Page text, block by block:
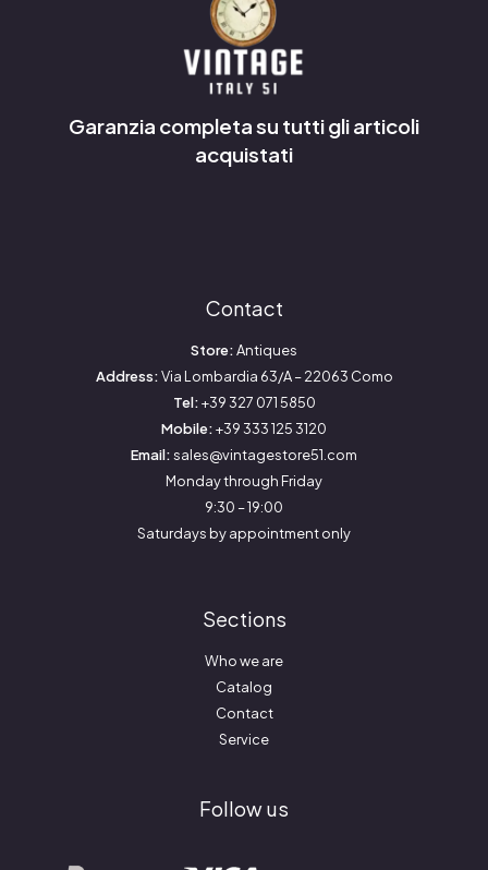
Garanzia completa su tutti gli articoli
acquistati
Contact
Store:Antiques
Address:Via Lombardia 63/A – 22063 Como
Tel:+39 327 071 5850
Mobile:+39 333 125 3120
Email:sales@vintagestore51.com
Monday through Friday
9:30 – 19:00
Saturdays by appointment only
Sections
Who we are
Catalog
Contact
Service
Follow us